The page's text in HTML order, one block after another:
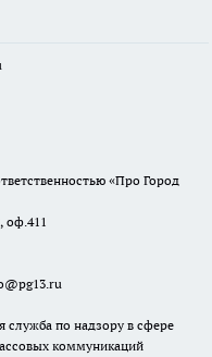
«Про Город
оф.411
служба по надзору в сфере
коммуникаций